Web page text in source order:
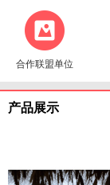
合作联盟单位
产品展示